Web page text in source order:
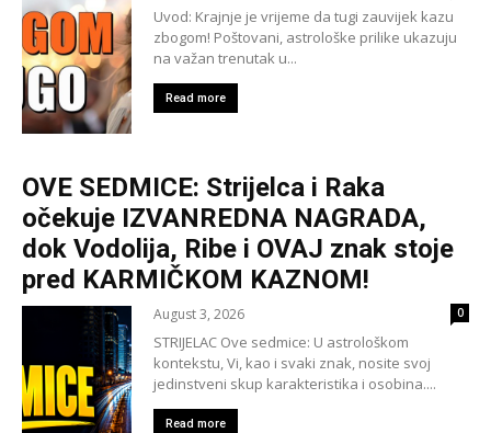
Uvod: Krajnje je vrijeme da tugi zauvijek kazu
zbogom! Poštovani, astrološke prilike ukazuju
na važan trenutak u...
Read more
OVE SEDMICE: Strijelca i Raka
očekuje IZVANREDNA NAGRADA,
dok Vodolija, Ribe i OVAJ znak stoje
pred KARMIČKOM KAZNOM!
August 3, 2026 0
STRIJELAC Ove sedmice: U astrološkom
kontekstu, Vi, kao i svaki znak, nosite svoj
jedinstveni skup karakteristika i osobina....
Read more